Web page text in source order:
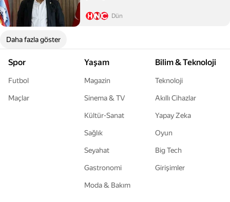
Dün
Daha fazla göster
Spor
Futbol
Maçlar
Yaşam
Magazin
Sinema & TV
Kültür-Sanat
Sağlık
Seyahat
Gastronomi
Moda & Bakım
Bilim & Teknoloji
Teknoloji
Akıllı Cihazlar
Yapay Zeka
Oyun
Big Tech
Girişimler